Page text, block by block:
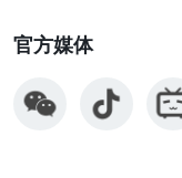
官方媒体